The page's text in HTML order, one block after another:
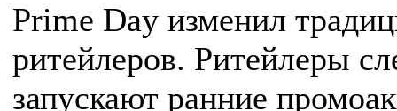
Prime Day изменил
ритейлеров. Ритейлеры
запускают ранние